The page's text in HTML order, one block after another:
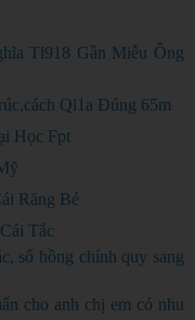
Tl918 Gần Miễu Ông
Ql1a Đúng 65m
Học Fpt
Răng Bé
Tắc
sổ hồng chính quy sang
cho anh chị em có nhu